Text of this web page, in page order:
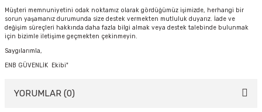
Müşteri memnuniyetini odak noktamız olarak gördüğümüz işimizde, herhangi bir
sorun yaşamanız durumunda size destek vermekten mutluluk duyarız. İade ve
değişim süreçleri hakkında daha fazla bilgi almak veya destek talebinde bulunmak
için bizimle iletişime geçmekten çekinmeyin.
Saygılarımla,
ENB GÜVENLİK Ekibi"
YORUMLAR (0)